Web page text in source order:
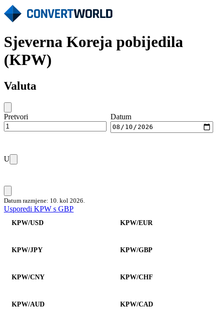
Sjeverna Koreja pobijedila
(KPW)
Valuta
Pretvori Datum
U
Datum razmjene: 10. kol 2026.
Usporedi KPW s GBP
KPW/USD KPW/EUR
KPW/JPY KPW/GBP
KPW/CNY KPW/CHF
KPW/AUD KPW/CAD